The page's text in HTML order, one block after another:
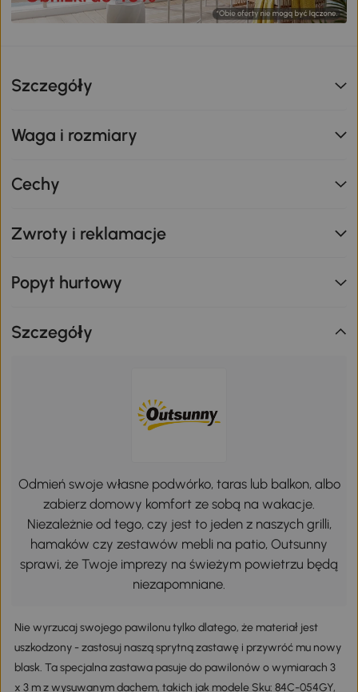
Szczegóły
Waga i rozmiary
Cechy
Zwroty i reklamacje
Popyt hurtowy
Szczegóły
Odmień swoje własne podwórko, taras lub balkon, albo
zabierz domowy komfort ze sobą na wakacje.
Niezależnie od tego, czy jest to jeden z naszych grilli,
hamaków czy zestawów mebli na patio, Outsunny
sprawi, że Twoje imprezy na świeżym powietrzu będą
niezapomniane.
Nie wyrzucaj swojego pawilonu tylko dlatego, że materiał jest
uszkodzony - zastosuj naszą sprytną zastawę i przywróć mu nowy
blask. Ta specjalna zastawa pasuje do pawilonów o wymiarach 3
x 3 m z wysuwanym dachem, takich jak modele Sku: 84C-054GY,